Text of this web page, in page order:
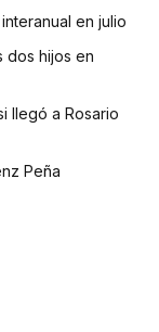
en julio
dos hijos en
llegó a Rosario
Peña